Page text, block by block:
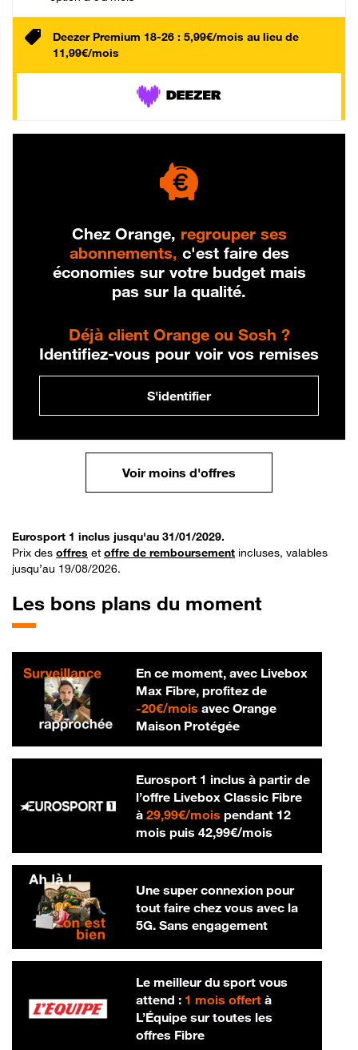
Deezer Premium 18-26 : 5,99€/mois au lieu de
11,99€/mois
Chez Orange, regrouper ses
abonnements, c'est faire des
économies sur votre budget mais
pas sur la qualité.
Déjà client Orange ou Sosh ?
Identifiez-vous pour voir vos remises
S'identifier
Voir moins d'offres
Eurosport 1 inclus jusqu'au 31/01/2029.
Prix des offres et offre de remboursement incluses, valables
jusqu’au 19/08/2026.
Les bons plans du moment
En ce moment, avec Livebox
Max Fibre, profitez de
-20€/mois20 € par mois
avec Orange
Maison Protégée
Eurosport 1 inclus à partir de
l’offre Livebox Classic Fibre
à 29,99€/mois29,99 € par mois
pendant 12
mois puis 42,99€/mois42,99 € par
Une super connexion pour
tout faire chez vous avec la
5G. Sans engagement
Le meilleur du sport vous
attend : 1 mois offertà
L’Équipe sur toutes les
offres Fibre